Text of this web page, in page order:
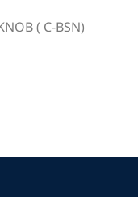
( C-BSN)